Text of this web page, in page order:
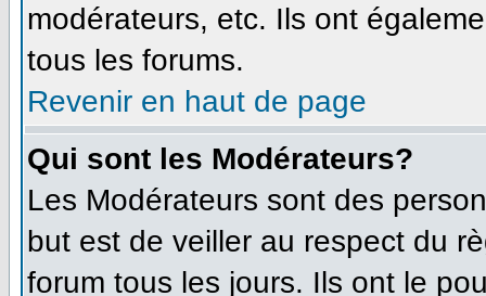
modérateurs, etc. Ils ont
tous les forums.
Revenir en haut de page
Qui sont les Modérateurs?
Les Modérateurs sont des
but est de veiller au respect du
forum tous les jours. Ils ont le